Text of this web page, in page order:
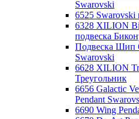
Swarovski
6525 Swarovski
6328 XILION
подвеска
Подвеска Шип
Swarovski
6628 XILION
Треугольник
6656 Galactic
Pendant
6690 Wing